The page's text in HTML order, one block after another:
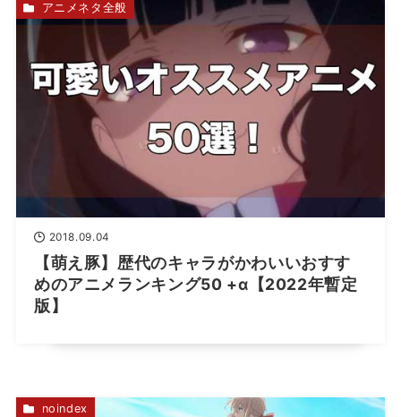
2018.09.04
【萌え豚】歴代のキャラがかわいいおすす
めのアニメランキング50 +α【2022年暫定
版】
アニメネタ全般
noindex